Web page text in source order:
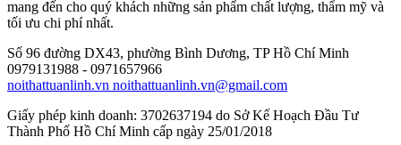
mang đến cho quý khách những sản phẩm chất lượng, thẩm mỹ và
tối ưu chi phí nhất.
Số 96 đường DX43, phường Bình Dương, TP Hồ Chí Minh
0979131988 - 0971657966
noithattuanlinh.vn noithattuanlinh.vn@gmail.com
Giấy phép kinh doanh: 3702637194 do Sở Kế Hoạch Đầu Tư
Thành Phố Hồ Chí Minh cấp ngày 25/01/2018